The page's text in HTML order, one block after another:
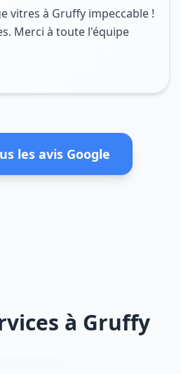
vitres à Gruffy impeccable !
Merci à toute l'équipe
les avis Google
à Gruffy